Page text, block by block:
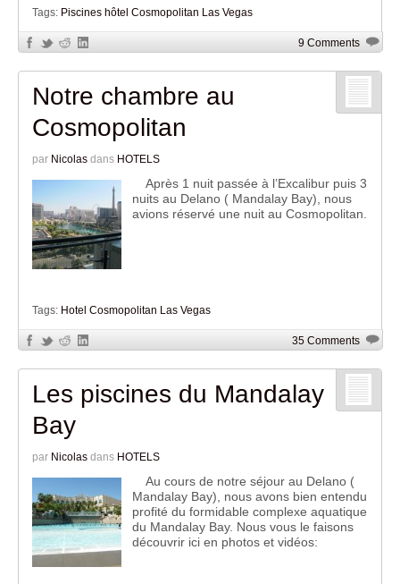
Tags: Piscines hôtel Cosmopolitan Las Vegas
9 Comments
Notre chambre au
Cosmopolitan
par Nicolas dans HOTELS
Après 1 nuit passée à l’Excalibur puis 3
nuits au Delano ( Mandalay Bay), nous
avions réservé une nuit au Cosmopolitan.
Tags: Hotel Cosmopolitan Las Vegas
35 Comments
Les piscines du Mandalay
Bay
par Nicolas dans HOTELS
Au cours de notre séjour au Delano (
Mandalay Bay), nous avons bien entendu
profité du formidable complexe aquatique
du Mandalay Bay. Nous vous le faisons
découvrir ici en photos et vidéos: